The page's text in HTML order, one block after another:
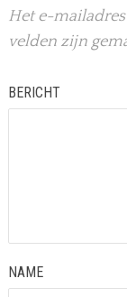
Het e-
velden zijn
BERICHT
NAME